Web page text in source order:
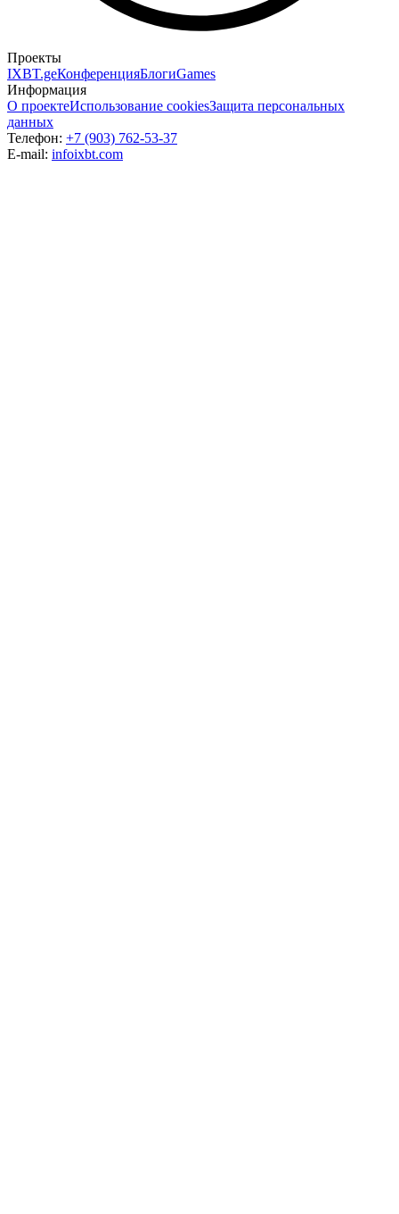
Проекты
IXBT.geКонференцияБлогиGames
Информация
О проектеИспользование cookiesЗащита персональных
данных
Телефон: +7 (903) 762-53-37
E-mail: infoixbt.com